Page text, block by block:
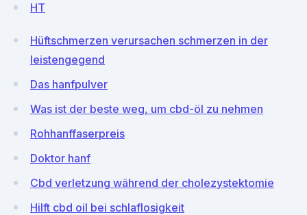
HT
Hüftschmerzen verursachen schmerzen in der
leistengegend
Das hanfpulver
Was ist der beste weg, um cbd-öl zu nehmen
Rohhanffaserpreis
Doktor hanf
Cbd verletzung während der cholezystektomie
Hilft cbd oil bei schlaflosigkeit